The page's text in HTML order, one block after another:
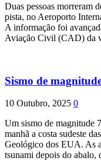
Duas pessoas morreram
pista, no Aeroporto
A informação foi
Aviação Civil (CAD) da
Sismo de
10 Outubro, 2025 0
Um sismo de magnitude
manhã a costa sudeste
Geológico dos EUA. As
tsunami depois do abalo,